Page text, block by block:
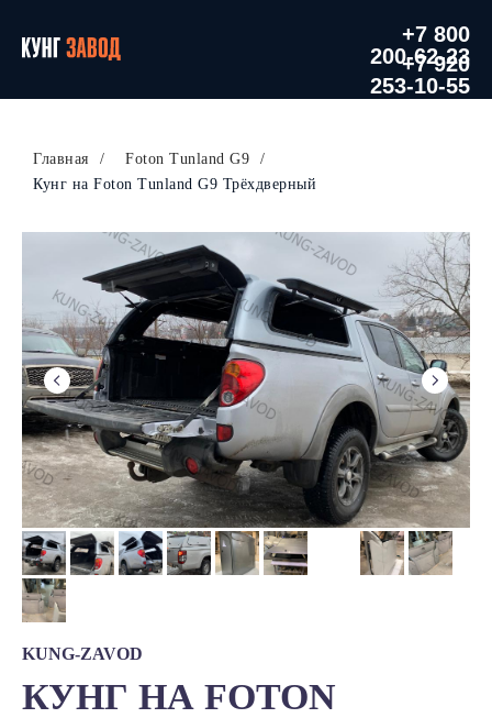
+7 800
200-62-23
+7 920
253-10-55
Главная / Foton Tunland G9
/
Кунг на Foton Tunland G9 Трёхдверный
KUNG-ZAVOD
КУНГ НА FOTON